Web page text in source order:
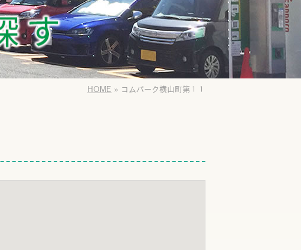
HOME » コムパーク横山町第１１